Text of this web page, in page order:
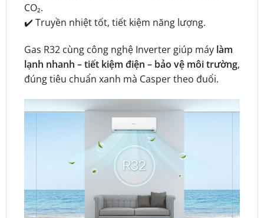
CO₂.
✔️ Truyền nhiệt tốt, tiết kiệm năng lượng.
Gas R32 cùng công nghệ Inverter giúp máy làm
lạnh nhanh – tiết kiệm điện – bảo vệ môi trường,
đúng tiêu chuẩn xanh mà Casper theo đuổi.